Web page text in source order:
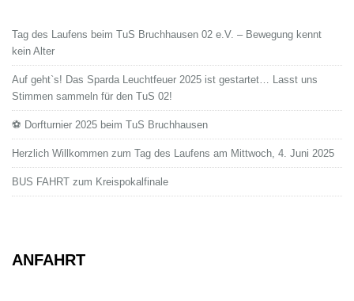
Tag des Laufens beim TuS Bruchhausen 02 e.V. – Bewegung kennt
kein Alter
Auf geht`s! Das Sparda Leuchtfeuer 2025 ist gestartet… Lasst uns
Stimmen sammeln für den TuS 02!
⚽ Dorfturnier 2025 beim TuS Bruchhausen
Herzlich Willkommen zum Tag des Laufens am Mittwoch, 4. Juni 2025
BUS FAHRT zum Kreispokalfinale
ANFAHRT